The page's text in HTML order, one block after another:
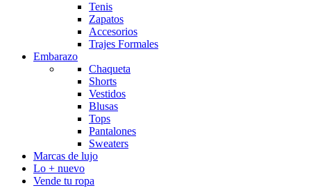
Tenis
Zapatos
Accesorios
Trajes Formales
Embarazo
Chaqueta
Shorts
Vestidos
Blusas
Tops
Pantalones
Sweaters
Marcas de lujo
Lo + nuevo
Vende tu ropa